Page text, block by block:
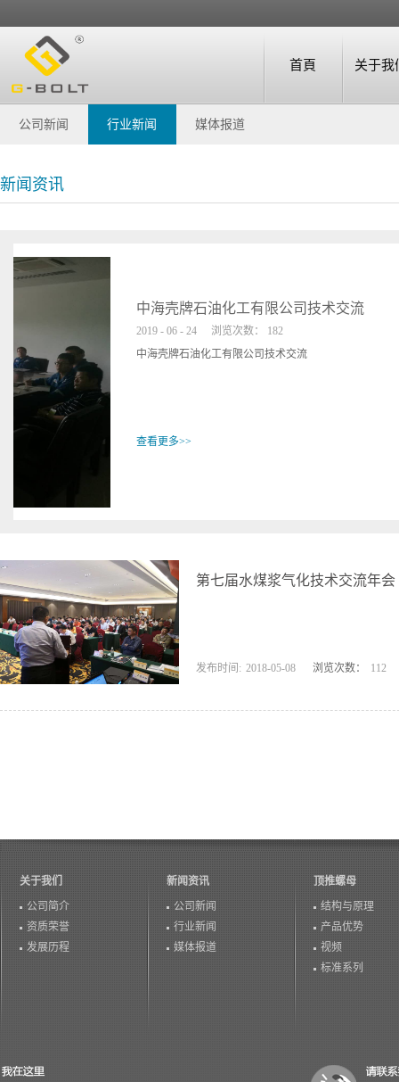
首頁 关于我
公司新闻 行业新闻 媒体报道
新闻资讯
第七届水煤浆气化技术交流年会
发布时间: 2018-05-08 浏览次数： 112
关于我们
公司简介
资质荣誉
发展历程
新闻资讯
公司新闻
行业新闻
媒体报道
顶推螺母
结构与原理
产品优势
视频
标准系列